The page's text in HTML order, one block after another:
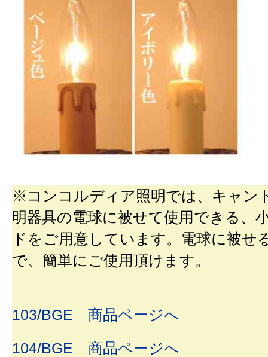
※コンコルディア照明では、キャン
明器具の電球に被せて使用できる、
ドをご用意しています。電球に被せ
で、簡単にご使用頂けます。
103/BGE 商品ページへ
104/BGE 商品ページへ